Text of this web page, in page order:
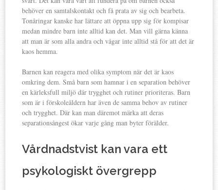
behöver en samtalskontakt och få prata av sig och bearbeta.
Tonåringar kanske har lättare att öppna upp sig för kompisar
medan mindre barn inte alltid kan det. Man vill gärna känna
att man är som alla andra och vågar inte alltid stå för att det är
kaos hemma.
Barnen kan reagera med olika symptom när det är kaos
omkring dem. Små barn som hamnar i en separation behöver
en kärleksfull miljö där trygghet och rutiner prioriteras. Barn
som är i förskoleåldern har även de samma behov av rutiner
och trygghet. Där kan man däremot märka att deras
separationsångest ökar varje gång man byter förälder.
Vårdnadstvist kan vara ett
psykologiskt övergrepp